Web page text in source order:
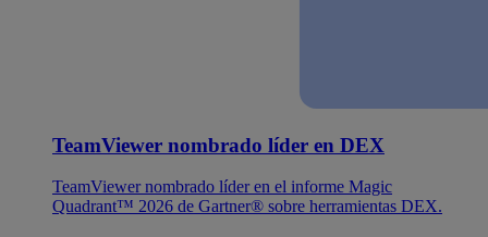
TeamViewer nombrado líder en DEX
TeamViewer nombrado líder en el informe Magic
Quadrant™ 2026 de Gartner® sobre herramientas DEX.